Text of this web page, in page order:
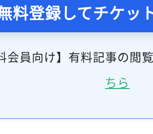
料登録してチケッ
会員向け】有料記事の閲
ちら